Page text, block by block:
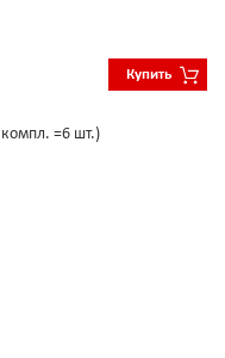
Купить
=6 шт.)